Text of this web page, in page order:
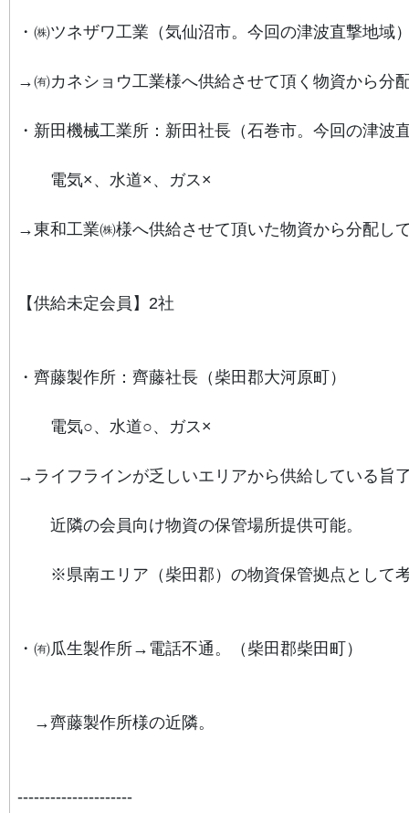
・㈱ツネザワ工業（気仙沼市。今回の津波直撃地域
→㈲カネショウ工業様へ供給させて頂く物資から分
・新田機械工業所：新田社長（石巻市。今回の津波
電気×、水道×、ガス×
→東和工業㈱様へ供給させて頂いた物資から分配し
【供給未定会員】2社
・齊藤製作所：齊藤社長（柴田郡大河原町）
電気○、水道○、ガス×
→ ライフラインが乏しいエリアから供給している旨
近隣の会員向け物資の保管場所提供可能。
※県南エリア（柴田郡）の物資保管拠点として
・㈲瓜生製作所→電話不通。（柴田郡柴田町）
→齊藤製作所様の近隣。
---------------------